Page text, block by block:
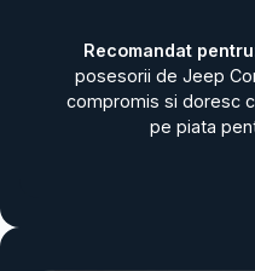
Recomandat
posesorii de Jeep
compromis si doresc
pe piata